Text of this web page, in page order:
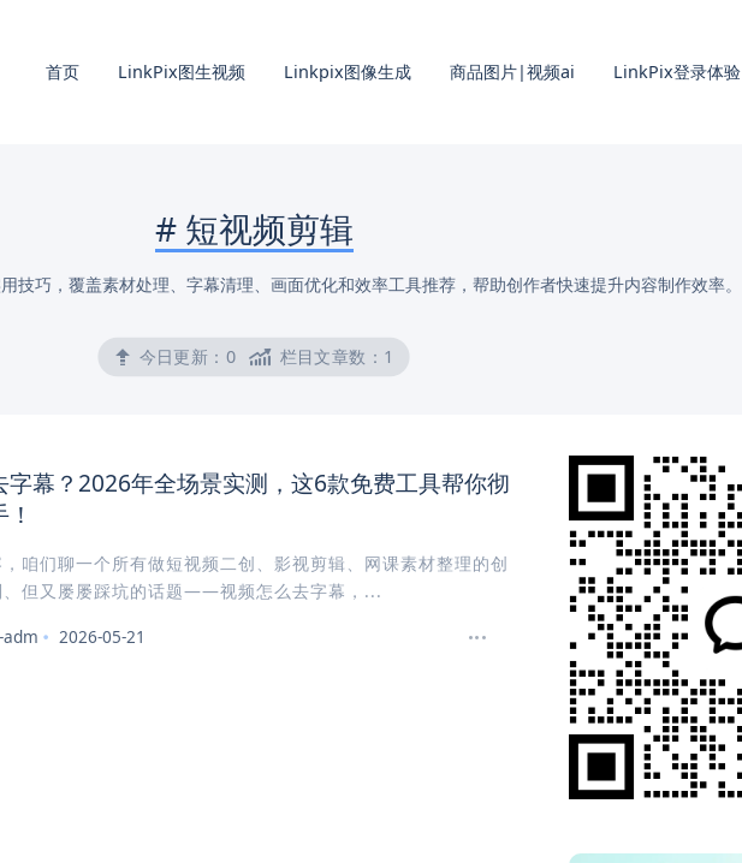
首页 LinkPix图生视频 Linkpix图像生成 商品图片|视频ai LinkPix登录体验
# 短视频剪辑
技巧，覆盖素材处理、字幕清理、画面优化和效率工具推荐，帮助创作者快速提升内容制作效率。
今日更新： 0 栏目文章数： 1
字幕？2026年全场景实测，这6款免费工具帮你彻
咱们聊一个所有做短视频二创、影视剪辑、网课素材整理的创
、但又屡屡踩坑的话题——视频怎么去字幕，...
2026-05-21